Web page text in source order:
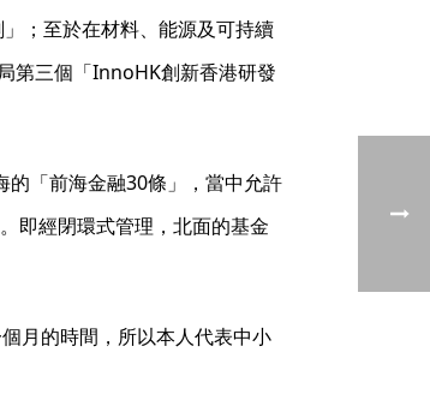
；至於在材料、能源及可持續
第三個「InnoHK創新香港研發
的「前海金融30條」，當中允許
即經閉環式管理，北面的基金
月的時間，所以本人代表中小